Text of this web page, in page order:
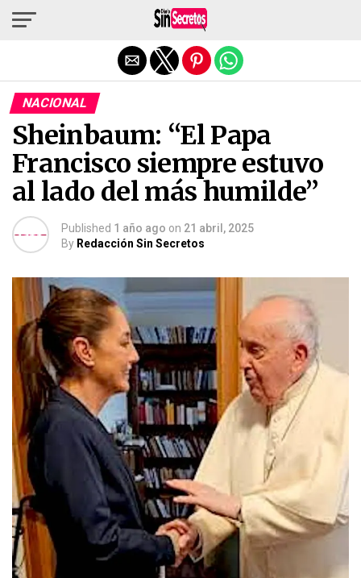
NACIONAL
Sheinbaum: “El Papa
Francisco siempre estuvo
al lado del más humilde”
Published 1 año ago on 21 abril, 2025
By Redacción Sin Secretos
Salir de la versión móvil